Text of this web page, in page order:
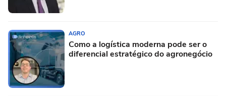
AGRO
Como a logística moderna pode ser o
diferencial estratégico do agronegócio